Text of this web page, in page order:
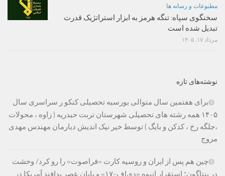
مطبوعات و رسانه ها
سخنگوی سپاه: تنگه هرمز به ابزار استراتژیک قدرت
تبدیل شده است
مرداد ۱۷, ۱۴۰۵
نوشته‌های تازه
برای هفتمین سال متوالی بورسیه تحصیلی کنکو ر سراسری سال
۱۴۰۵ همه رشته های تحصیلی شهرستان تربت حیدریه ( زاوه ، محولات
،جلگه رخ ، کدکن و بایگ ) توسط خیر نیک اندیش دیارمان مهندس مهدی
مروج
چین هم پس از ایران و روسیه کارت «فراصوت» را رو کرد/ وحشت
در پنتاگون؛ استقرار انبوه «دی‌اف‑۱۷» و پایان عصر پدافند آمریکا در